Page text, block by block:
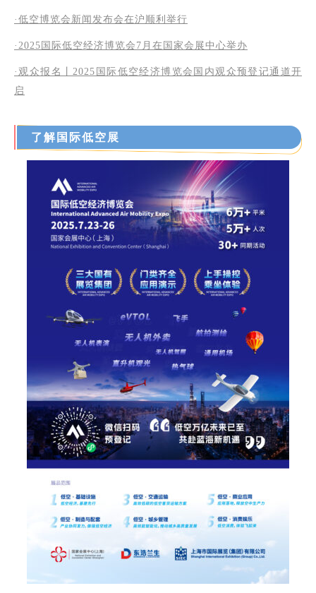
·低空博览会新闻发布会在沪顺利举行
·2025国际低空经济博览会7月在国家会展中心举办
·观众报名丨2025国际低空经济博览会国内观众预登记通道开
启
了解国际低空展